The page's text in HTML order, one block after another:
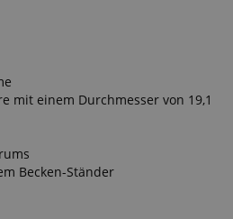
mit einem Durchmesser von 19,1
Becken-Ständer